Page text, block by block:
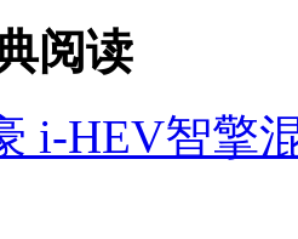
阅读
i-HEV智擎